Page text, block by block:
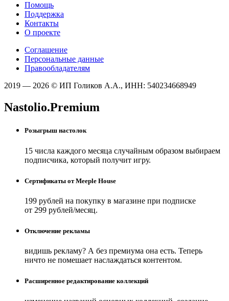
Помощь
Поддержка
Контакты
О проекте
Соглашение
Персональные данные
Правообладателям
2019 — 2026 © ИП Голиков А.А., ИНН: 540234668949
Nastolio.Premium
Розыгрыш настолок
15 числа каждого месяца случайным образом выбираем
подписчика, который получит игру.
Сертификаты от Meeple House
199 рублей на покупку в магазине при подписке
от 299 рублей/месяц.
Отключение рекламы
видишь рекламу? А без премиума она есть. Теперь
ничто не помешает наслаждаться контентом.
Расширенное редактирование коллекций